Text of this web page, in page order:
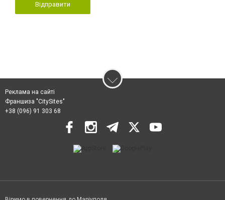
Відправити
Реклама на сайті
Франшиза "CitySites"
+38 (096) 91 303 68